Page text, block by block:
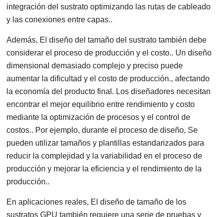
integración del sustrato optimizando las rutas de cableado
y las conexiones entre capas..
Además, El diseño del tamaño del sustrato también debe
considerar el proceso de producción y el costo.. Un diseño
dimensional demasiado complejo y preciso puede
aumentar la dificultad y el costo de producción., afectando
la economía del producto final. Los diseñadores necesitan
encontrar el mejor equilibrio entre rendimiento y costo
mediante la optimización de procesos y el control de
costos.. Por ejemplo, durante el proceso de diseño, Se
pueden utilizar tamaños y plantillas estandarizados para
reducir la complejidad y la variabilidad en el proceso de
producción y mejorar la eficiencia y el rendimiento de la
producción..
En aplicaciones reales, El diseño de tamaño de los
sustratos GPU también requiere una serie de pruebas y